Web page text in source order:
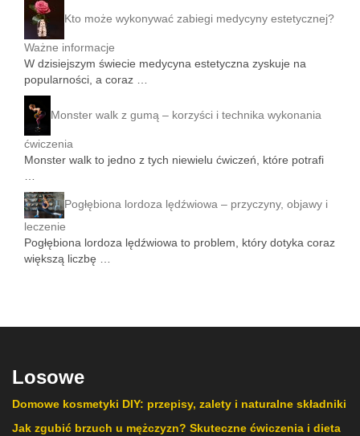
Kto może wykonywać zabiegi medycyny estetycznej?
Ważne informacje
W dzisiejszym świecie medycyna estetyczna zyskuje na
popularności, a coraz …
Monster walk z gumą – korzyści i technika wykonania
ćwiczenia
Monster walk to jedno z tych niewielu ćwiczeń, które potrafi
Pogłębiona lordoza lędźwiowa – przyczyny, objawy i
leczenie
Pogłębiona lordoza lędźwiowa to problem, który dotyka coraz
większą liczbę …
Losowe
Domowe kosmetyki DIY: przepisy, zalety i naturalne składniki
Jak zgubić brzuch u mężczyzn? Skuteczne ćwiczenia i dieta